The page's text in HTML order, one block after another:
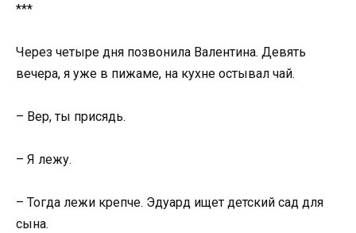
***
Через четыре дня позвонила Валентина. Девять
вечера, я уже в пижаме, на кухне остывал чай.
– Вер, ты присядь.
– Я лежу.
– Тогда лежи крепче. Эдуард ищет детский сад для
сына.